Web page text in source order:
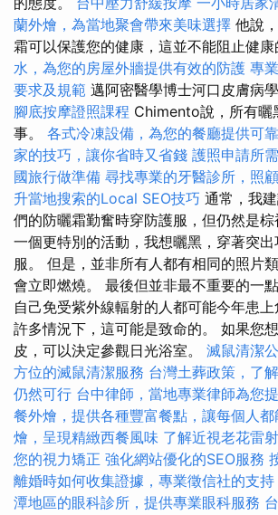
蘭外燴，為當地聚會帶來美味選擇 他說
霜可以保護您的健康，這並不能阻止健康
水，為您的房屋外牆提供有效的防護 專
要求及規範 邁阿密醫學博士河口皮膚病
腳底按摩證照課程 Chimento說，所有曬
事。 各式冷凍設備，為您的餐廳提供可
家的技巧，讓你省時又省錢 護照申請所
國旅行做準備 尋找專業的牙醫診所，照
升當地搜索的Local SEO技巧 通常，我
們的防曬霜勤奮時穿防護服，但仍然是
一個更特別的活動，我想曬黑，穿著突
服。 但是，並非所有人都有相同的照片
會立即燃燒。 最後但並非最不重要的一
自己免受紫外線輻射的人都可能今年患
許多情況下，這可能是致命的。 如果您
皮，可以決定參觀日光浴室。 滅鼠清潔
方位的滅鼠清潔服務 台灣土葬政策，了
仍然可行 台中律師，當地專業律師為您
餐外燴，提供各種豐富餐點，讓每個人
燴，呈現精緻西餐風味 了解近視老花雷
您的視力矯正 強化網站優化的SEO服務
離婚時如何收集證據，專業徵信社的支持
潭地區的眼科診所，提供專業眼科服務